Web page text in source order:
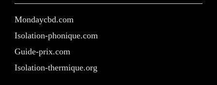
Mondaycbd.com
Isolation-phonique.com
Guide-prix.com
Isolation-thermique.org